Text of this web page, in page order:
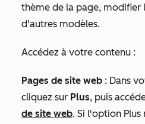
thème de la page, modifier
d'autres modèles.
Accédez à votre contenu :
Pages de site web : Dans
cliquez sur Plus, puis
de site web. Si l'option Plus